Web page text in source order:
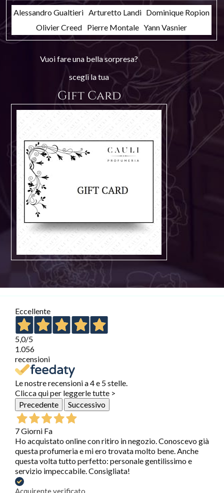
Alessandro Gualtieri Arturetto Landi Dominique Ropion
Olivier Creed Pierre Montale Yann Vasnier
Vuoi fare una bella sorpresa?
scegli la tua
Gift Card
Eccellente
5,0/5
1.056
recensioni
Le nostre recensioni a 4 e 5 stelle.
Clicca qui per leggerle tutte >
Precedente
Successivo
7 Giorni Fa
Ho acquistato online con ritiro in negozio. Conoscevo già
questa profumeria e mi ero trovata molto bene. Anche
questa volta tutto perfetto: personale gentilissimo e
servizio impeccabile. Consigliata!